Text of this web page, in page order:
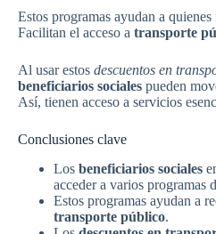
Estos programas ayudan a quienes
Facilitan el acceso a transporte
Al usar estos descuentos en
beneficiarios sociales pueden
Así, tienen acceso a servicios
Conclusiones clave
Los beneficiarios sociales
acceder a varios programas
Estos programas ayudan a
transporte público.